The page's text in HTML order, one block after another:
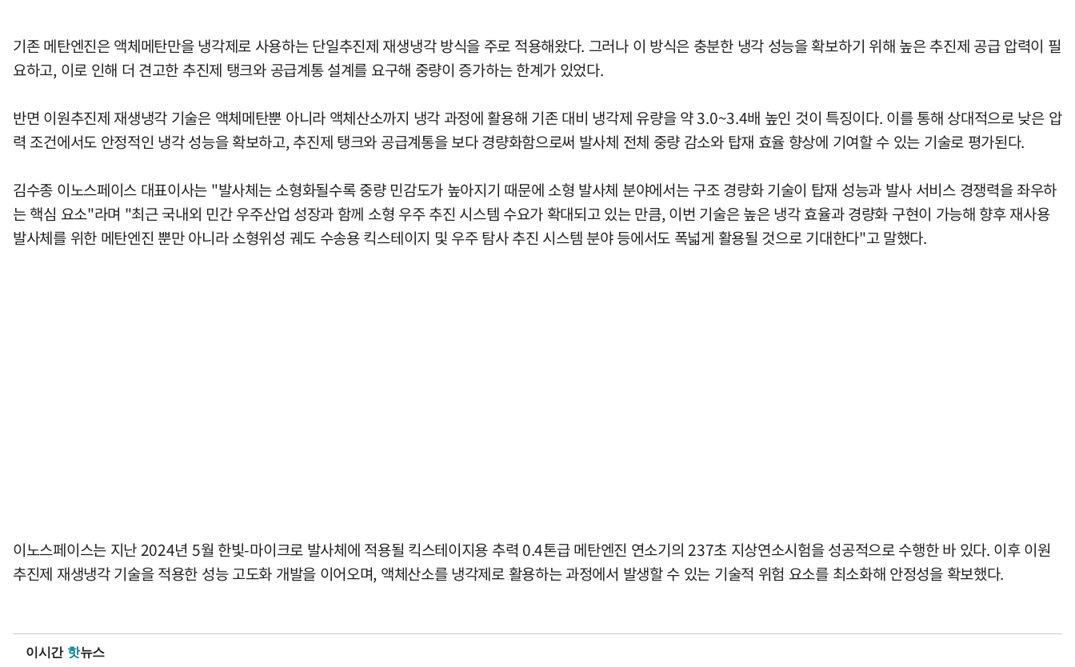
기존 메탄엔진은 액체메탄만을 냉각제로 사용하는 단일추진제 재생냉각 방식을 주로 적용해왔다. 그러나 이 방식은 충분한 냉각 성능을 확보하기 위해 높은 추진제 공급 압력이 필
요하고, 이로 인해 더 견고한 추진제 탱크와 공급계통 설계를 요구해 중량이 증가하는 한계가 있었다.
반면 이원추진제 재생냉각 기술은 액체메탄뿐 아니라 액체산소까지 냉각 과정에 활용해 기존 대비 냉각제 유량을 약 3.0~3.4배 높인 것이 특징이다. 이를 통해 상대적으로 낮은 압
력 조건에서도 안정적인 냉각 성능을 확보하고, 추진제 탱크와 공급계통을 보다 경량화함으로써 발사체 전체 중량 감소와 탑재 효율 향상에 기여할 수 있는 기술로 평가된다.
김수종 이노스페이스 대표이사는 "발사체는 소형화될수록 중량 민감도가 높아지기 때문에 소형 발사체 분야에서는 구조 경량화 기술이 탑재 성능과 발사 서비스 경쟁력을 좌우하
는 핵심 요소"라며 "최근 국내외 민간 우주산업 성장과 함께 소형 우주 추진 시스템 수요가 확대되고 있는 만큼, 이번 기술은 높은 냉각 효율과 경량화 구현이 가능해 향후 재사용
발사체를 위한 메탄엔진 뿐만 아니라 소형위성 궤도 수송용 킥스테이지 및 우주 탐사 추진 시스템 분야 등에서도 폭넓게 활용될 것으로 기대한다"고 말했다.
이노스페이스는 지난 2024년 5월 한빛-마이크로 발사체에 적용될 킥스테이지용 추력 0.4톤급 메탄엔진 연소기의 237초 지상연소시험을 성공적으로 수행한 바 있다. 이후 이원
추진제 재생냉각 기술을 적용한 성능 고도화 개발을 이어오며, 액체산소를 냉각제로 활용하는 과정에서 발생할 수 있는 기술적 위험 요소를 최소화해 안정성을 확보했다.
이시간 핫뉴스